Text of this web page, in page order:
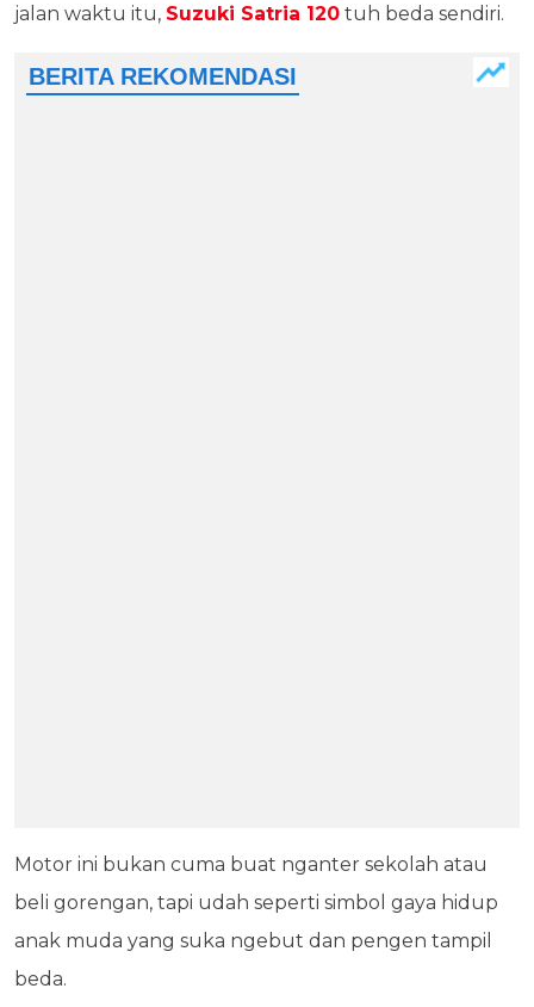
jalan waktu itu, Suzuki Satria 120 tuh beda sendiri.
Motor ini bukan cuma buat nganter sekolah atau
beli gorengan, tapi udah seperti simbol gaya hidup
anak muda yang suka ngebut dan pengen tampil
beda.